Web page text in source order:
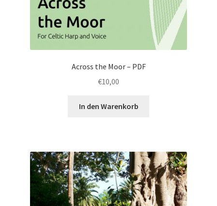
Across the Moor – PDF
€10,00
In den Warenkorb